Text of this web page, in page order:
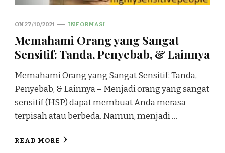
ON27/10/2021 INFORMASI
Memahami Orang yang Sangat
Sensitif: Tanda, Penyebab, & Lainnya
Memahami Orang yang Sangat Sensitif: Tanda,
Penyebab, & Lainnya – Menjadi orang yang sangat
sensitif (HSP) dapat membuat Anda merasa
terpisah atau berbeda. Namun, menjadi …
READ MORE